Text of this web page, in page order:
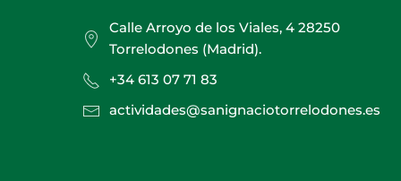
Calle Arroyo de los Viales, 4 28250
Torrelodones (Madrid).
+34 613 07 71 83
actividades@sanignaciotorrelodones.es